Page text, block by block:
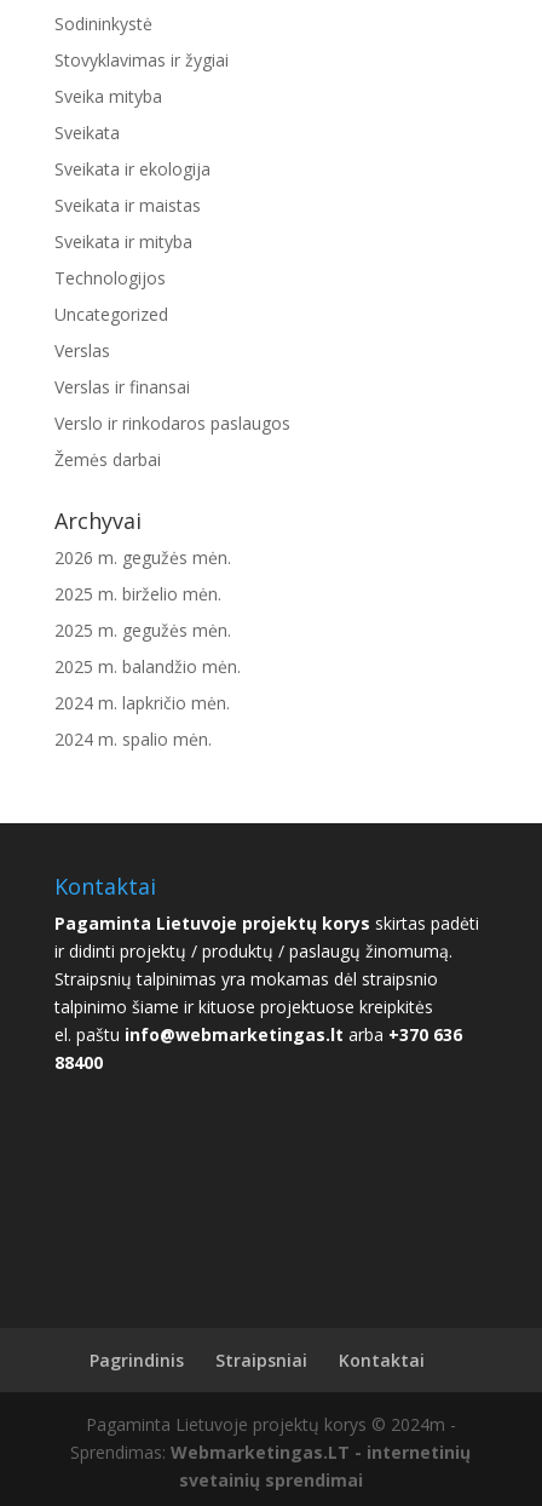
Sodininkystė
Stovyklavimas ir žygiai
Sveika mityba
Sveikata
Sveikata ir ekologija
Sveikata ir maistas
Sveikata ir mityba
Technologijos
Uncategorized
Verslas
Verslas ir finansai
Verslo ir rinkodaros paslaugos
Žemės darbai
Archyvai
2026 m. gegužės mėn.
2025 m. birželio mėn.
2025 m. gegužės mėn.
2025 m. balandžio mėn.
2024 m. lapkričio mėn.
2024 m. spalio mėn.
Kontaktai
Pagaminta Lietuvoje projektų korys skirtas padėti
ir didinti projektų / produktų / paslaugų žinomumą.
Straipsnių talpinimas yra mokamas dėl straipsnio
talpinimo šiame ir kituose projektuose kreipkitės
el. paštu info@webmarketingas.lt arba +370 636
88400
Pagrindinis Straipsniai Kontaktai
Pagaminta Lietuvoje projektų korys © 2024m -
Sprendimas:Webmarketingas.LT - internetinių
svetainių sprendimai